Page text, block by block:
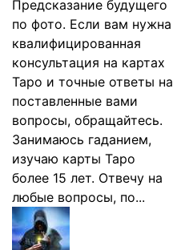
Предсказание будущего
по фото. Если вам нужна
квалифицированная
консультация на картах
Таро и точные ответы на
поставленные вами
вопросы, обращайтесь.
Занимаюсь гаданием,
изучаю карты Таро
более 15 лет. Отвечу на
любые вопросы, по...